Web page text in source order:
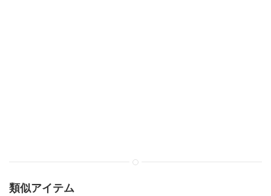
類似アイテム